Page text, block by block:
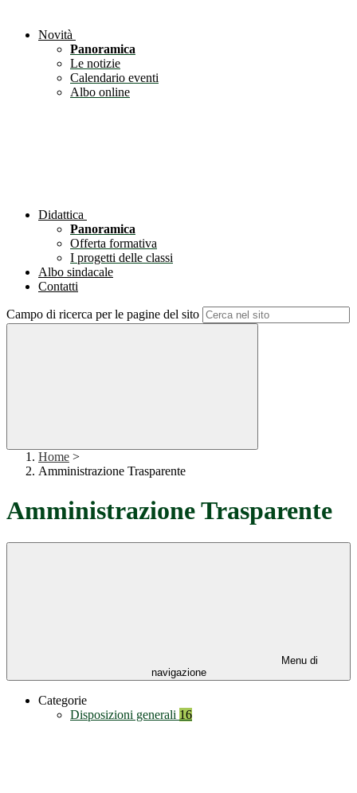
Novità
Panoramica
Le notizie
Calendario eventi
Albo online
Didattica
Panoramica
Offerta formativa
I progetti delle classi
Albo sindacale
Contatti
Campo di ricerca per le pagine del sito
Home >
Amministrazione Trasparente
Amministrazione Trasparente
Menu di
navigazione
Categorie
Disposizioni generali 16